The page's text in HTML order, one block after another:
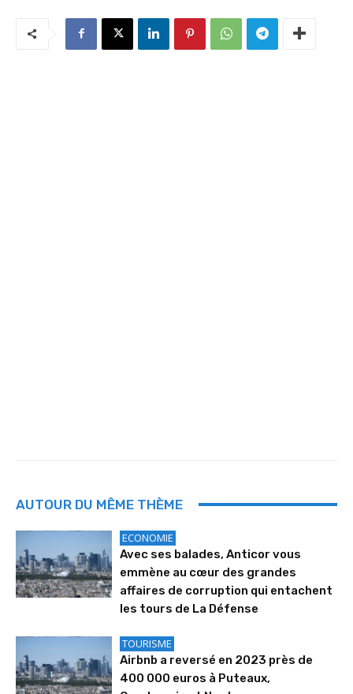
AUTOUR DU MÊME THÈME
ECONOMIE
Avec ses balades, Anticor vous
emmène au cœur des grandes
affaires de corruption qui entachent
les tours de La Défense
TOURISME
Airbnb a reversé en 2023 près de
400 000 euros à Puteaux,